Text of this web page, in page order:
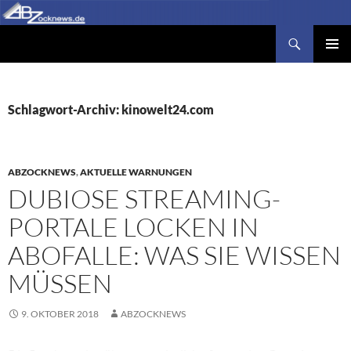
Zum
Inhalt
Schlagwort-Archiv: kinowelt24.com
ABZOCKNEWS,AKTUELLE WARNUNGEN
DUBIOSE STREAMING-
PORTALE LOCKEN IN
ABOFALLE: WAS SIE WISSEN
MÜSSEN
9. OKTOBER 2018 ABZOCKNEWS